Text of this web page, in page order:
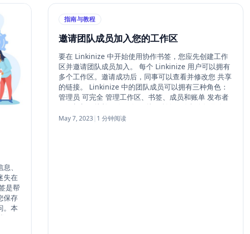
、
失在
是帮
保存
。本
网
访
指南与教程
邀请团队成员加入您的工作区
要在 Linkinize 中开始使用协作书签，您应先创建工作
区并邀请团队成员加入。 每个 Linkinize 用户可以拥有
多个工作区。邀请成功后，同事可以查看并修改您 共享
的链接。 Linkinize 中的团队成员可以拥有三种角色：
管理员 可完全 管理工作区、书签、成员和账单 发布者
可添加新链接并修改现有 链接（所有修改都会记录在历
史记录中） 查看者 只能查看书签， 无权添加或修改。
May 7, 2023 | 1 分钟阅读